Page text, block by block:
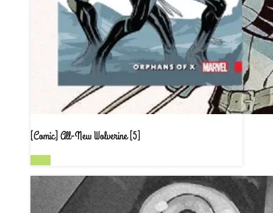
[Comic] All-New Wolverine [5]